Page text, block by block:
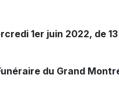
1er juin 2022, de
du Grand